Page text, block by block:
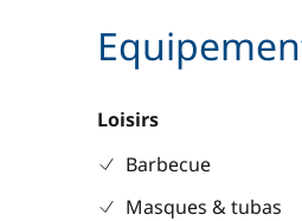
Loisirs
Barbecue
Masques & tubas